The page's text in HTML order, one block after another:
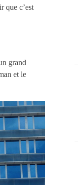
que c’est
grand
et le